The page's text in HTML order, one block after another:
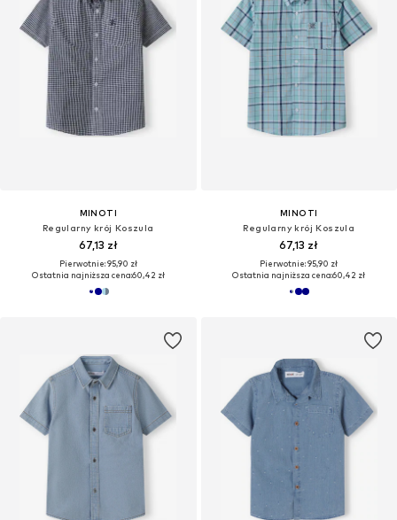
MINOTI
Regularny krój Koszula
67,13 zł
Pierwotnie: 95,90 zł
Ostatnia najniższa cena:60,42 zł
MINOTI
Regularny krój Koszula
67,13 zł
Pierwotnie: 95,90 zł
Ostatnia najniższa cena:60,42 zł